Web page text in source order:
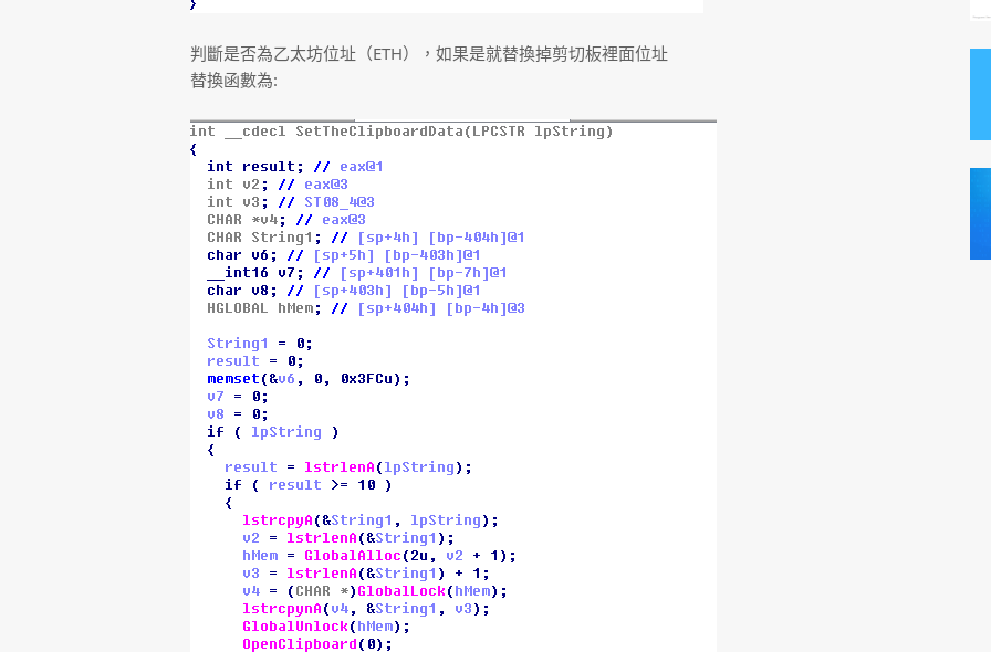
判斷是否為乙太坊位址（ETH），如果是就替換掉剪切板裡面位址
替換函數為: